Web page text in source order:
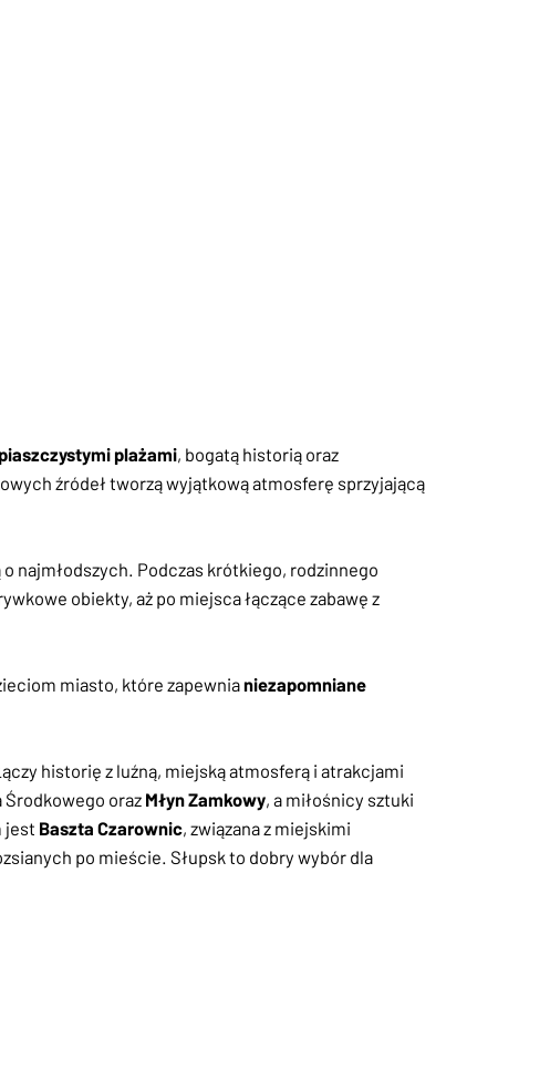
plażami, bogatą historią oraz
źródeł tworzą wyjątkową atmosferę sprzyjającą
najmłodszych. Podczas krótkiego, rodzinnego
obiekty, aż po miejsca łączące zabawę z
miasto, które zapewnianiezapomniane
historię z luźną, miejską atmosferą i atrakcjami
Środkowego oraz Młyn Zamkowy, a miłośnicy sztuki
jest Baszta Czarownic, związana z miejskimi
po mieście. Słupsk to dobry wybór dla